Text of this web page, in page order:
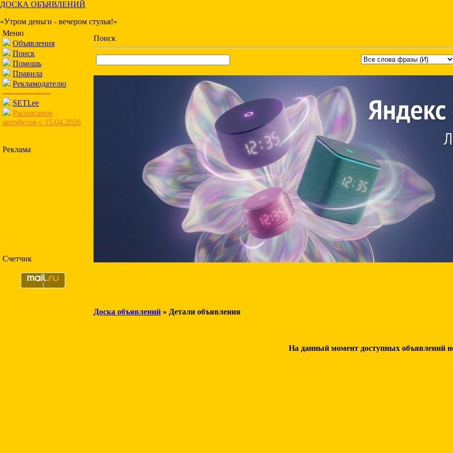
ДОСКА ОБЪЯВЛЕНИЙ
«Утром деньги - вечером стулья!»
Меню
Объявления
Поиск
Помощь
Правила
Рекламодателю
-------------------
SETI.ee
Расписание
автобусов с 15.04.2026
Реклама
Счетчик
Поиск
Доска объявлений » Детали объявления
На данный момент доступных объявлений